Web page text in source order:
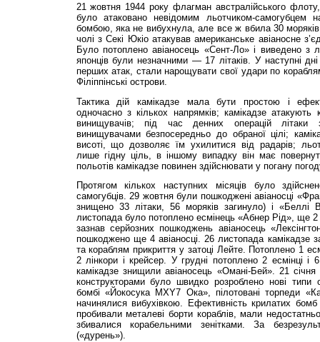
21 жовтня 1944 року флагман австралійського
було атаковано невідомим льотчиком-самогубцем
бомбою, яка не вибухнула, але все ж вбила 30
чолі з Секі Юкіо атакував американське авіаносне
Було потоплено авіаносець «Сент-Ло» і виведено
японців були незначними — 17 літаків. У наступні
перших атак, стали нарощувати свої удари по
Філіппінські острови.
Тактика дій камікадзе мала бути простою і
одночасно з кількох напрямків; камікадзе
винищувачів; під час денних операцій літаки
винищувачами безпосередньо до обраної цілі;
висоті, що дозволяє їм ухилитися від радарів;
лише гідну ціль, в іншому випадку він має
польотів камікадзе повинен здійснювати у погану
Протягом кількох наступних місяців було
самогубців. 29 жовтня були пошкоджені авіаносці
знищено 33 літаки, 56 моряків загинуло) і «Беллі
листопада було потоплено есмінець «Абнер Рід», ще
зазнав серйозних пошкоджень авіаносець
пошкоджено ще 4 авіаносці. 26 листопада камікадзе
та кораблям прикриття у затоці Лейте. Потоплено 1
2 лінкори і крейсер. У грудні потоплено 2 есмінці і
камікадзе знищили авіаносець «Омані-Бей». 21
конструкторами було швидко розроблено нові типи
бомбі «Йокосука MXY7 Ока», пілотовані торпеди
начинялися вибухівкою. Ефективність крилатих
пробивали металеві борти кораблів, мали
збивалися корабельними зенітками. За
(«дурень»).